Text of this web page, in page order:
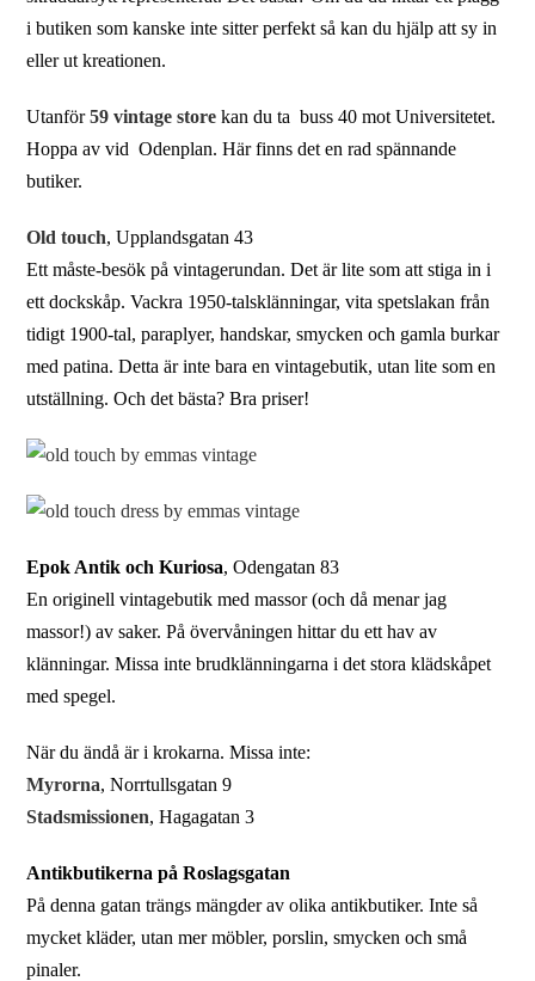
i butiken som kanske inte sitter perfekt så kan du hjälp att sy in
eller ut kreationen.
Utanför59 vintage store kan du ta buss 40 mot Universitetet.
Hoppa av vid Odenplan. Här finns det en rad spännande
butiker.
Old touch, Upplandsgatan 43
Ett måste-besök på vintagerundan. Det är lite som att stiga in i
ett dockskåp. Vackra 1950-talsklänningar, vita spetslakan från
tidigt 1900-tal, paraplyer, handskar, smycken och gamla burkar
med patina. Detta är inte bara en vintagebutik, utan lite som en
utställning. Och det bästa? Bra priser!
Epok Antik och Kuriosa, Odengatan 83
En originell vintagebutik med massor (och då menar jag
massor!) av saker. På övervåningen hittar du ett hav av
klänningar. Missa inte brudklänningarna i det stora klädskåpet
med spegel.
När du ändå är i krokarna. Missa inte:
Myrorna, Norrtullsgatan 9
Stadsmissionen, Hagagatan 3
Antikbutikerna på Roslagsgatan
På denna gatan trängs mängder av olika antikbutiker. Inte så
mycket kläder, utan mer möbler, porslin, smycken och små
pinaler.